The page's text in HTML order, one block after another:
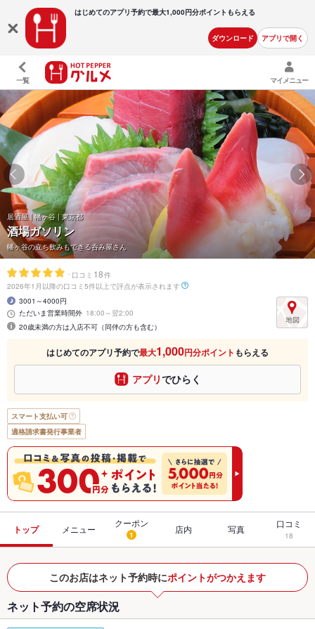
はじめてのアプリ予約で最大1,000円分ポイントもらえる
ダウンロード アプリで開く
一覧 マイメニュー
居酒屋 | 幡ヶ谷 | 東京都
酒場ガソリン
幡ヶ谷の立ち飲みもできる呑み屋さん
- 口コミ 18件
2026年1月以降の口コミ5件以上で評点が表示されます
3001～4000円
ただいま営業時間外 18:00～翌2:00
20歳未満の方は入店不可（同伴の方も含む）
はじめてのアプリ予約で最大1,000円分ポイント もらえる
アプリでひらく
スマート支払い可
適格請求書発行事業者
トップ メニュー
クーポン
1 店内 写真 口コミ
18
このお店はネット予約時にポイントがつかえます
ネット予約の空席状況